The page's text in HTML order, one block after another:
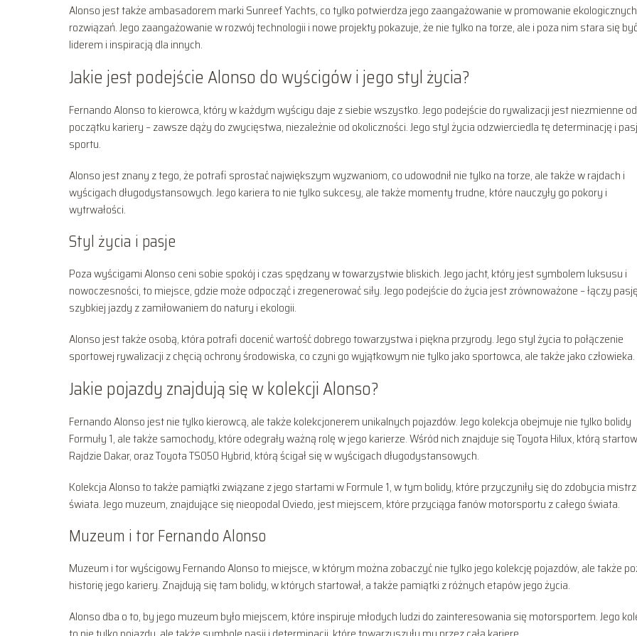
Alonso jest także ambasadorem marki Sunreef Yachts, co tylko potwierdza jego zaangażowanie w promowanie ekologicznych
rozwiązań. Jego zaangażowanie w rozwój technologii i nowe projekty pokazuje, że nie tylko na torze, ale i poza nim stara się być
liderem i inspiracją dla innych.
Jakie jest podejście Alonso do wyścigów i jego styl życia?
Fernando Alonso to kierowca, który w każdym wyścigu daje z siebie wszystko. Jego podejście do rywalizacji jest niezmienne od
początku kariery – zawsze dąży do zwycięstwa, niezależnie od okoliczności. Jego styl życia odzwierciedla tę determinację i
sportu.
Alonso jest znany z tego, że potrafi sprostać największym wyzwaniom, co udowodnił nie tylko na torze, ale także w rajdach i
wyścigach długodystansowych. Jego kariera to nie tylko sukcesy, ale także momenty trudne, które nauczyły go pokory i
wytrwałości.
Styl życia i pasje
Poza wyścigami Alonso ceni sobie spokój i czas spędzany w towarzystwie bliskich. Jego jacht, który jest symbolem luksusu i
nowoczesności, to miejsce, gdzie może odpocząć i zregenerować siły. Jego podejście do życia jest zrównoważone – łączy
szybkiej jazdy z zamiłowaniem do natury i ekologii.
Alonso jest także osobą, która potrafi docenić wartość dobrego towarzystwa i piękna przyrody. Jego styl życia to połączenie
sportowej rywalizacji z chęcią ochrony środowiska, co czyni go wyjątkowym nie tylko jako sportowca, ale także jako człowieka.
Jakie pojazdy znajdują się w kolekcji Alonso?
Fernando Alonso jest nie tylko kierowcą, ale także kolekcjonerem unikalnych pojazdów. Jego kolekcja obejmuje nie tylko bolidy
Formuły 1, ale także samochody, które odegrały ważną rolę w jego karierze. Wśród nich znajduje się Toyota Hilux, którą
Rajdzie Dakar, oraz Toyota TS050 Hybrid, którą ścigał się w wyścigach długodystansowych.
Kolekcja Alonso to także pamiątki związane z jego startami w Formule 1, w tym bolidy, które przyczyniły się do zdobycia
świata. Jego muzeum, znajdujące się nieopodal Oviedo, jest miejscem, które przyciąga fanów motorsportu z całego świata.
Muzeum i tor Fernando Alonso
Muzeum i tor wyścigowy Fernando Alonso to miejsce, w którym można zobaczyć nie tylko jego kolekcję pojazdów, ale także
historię jego kariery. Znajdują się tam bolidy, w których startował, a także pamiątki z różnych etapów jego życia.
Alonso dba o to, by jego muzeum było miejscem, które inspiruje młodych ludzi do zainteresowania się motorsportem. Jego